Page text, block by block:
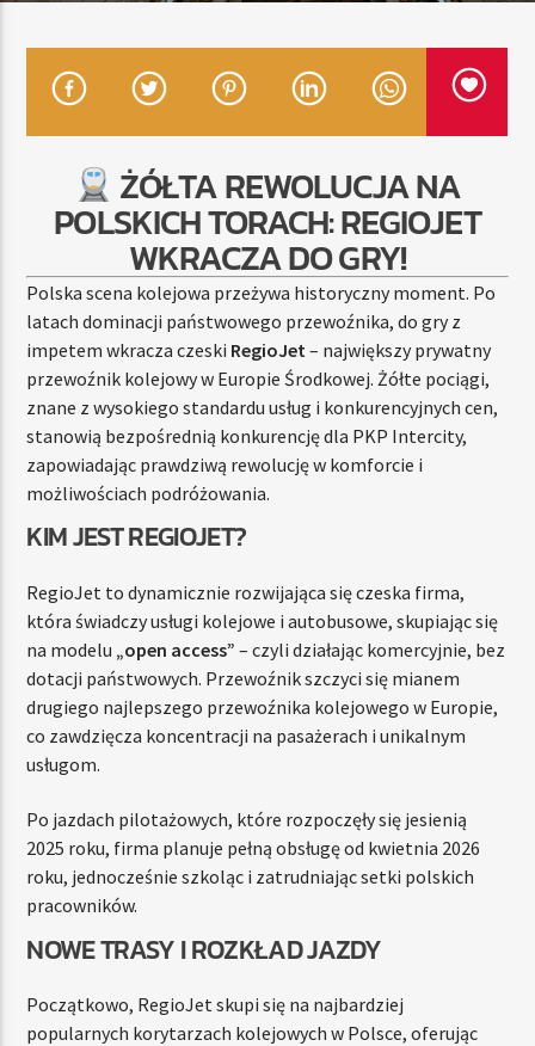
TERAZ
RADIO STREFA MUZY
11:00
Radio Strefa Muzy
ŻÓŁTA REWOLUCJA NA
POLSKICH TORACH: REGIOJET
WKRACZA DO GRY!
Polska scena kolejowa przeżywa historyczny moment. Po
latach dominacji państwowego przewoźnika, do gry z
impetem wkracza czeski RegioJet – największy prywatny
przewoźnik kolejowy w Europie Środkowej. Żółte pociągi,
znane z wysokiego standardu usług i konkurencyjnych cen,
stanowią bezpośrednią konkurencję dla PKP Intercity,
zapowiadając prawdziwą rewolucję w komforcie i
możliwościach podróżowania.
KIM JEST REGIOJET?
RegioJet to dynamicznie rozwijająca się czeska firma,
która świadczy usługi kolejowe i autobusowe, skupiając się
na modelu „open access” – czyli działając komercyjnie, bez
dotacji państwowych. Przewoźnik szczyci się mianem
drugiego najlepszego przewoźnika kolejowego w Europie,
co zawdzięcza koncentracji na pasażerach i unikalnym
usługom.
Po jazdach pilotażowych, które rozpoczęły się jesienią
2025 roku, firma planuje pełną obsługę od kwietnia 2026
roku, jednocześnie szkoląc i zatrudniając setki polskich
pracowników.
NOWE TRASY I ROZKŁAD JAZDY
Początkowo, RegioJet skupi się na najbardziej
popularnych korytarzach kolejowych w Polsce, oferując